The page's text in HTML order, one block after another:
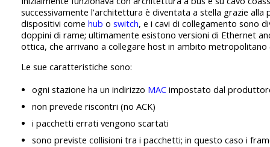
successivamente l'architettura è diventata a stella grazie alla
dispositivi come hub o switch, e i cavi di collegamento sono
doppini di rame; ultimamente esistono versioni di Ethernet
ottica, che arrivano a collegare host in ambito metropolitano
Le sue caratteristiche sono:
ogni stazione ha un indirizzo MAC impostato dal
non prevede riscontri (no ACK)
i pacchetti errati vengono scartati
sono previste collisioni tra i pacchetti; in questo caso i